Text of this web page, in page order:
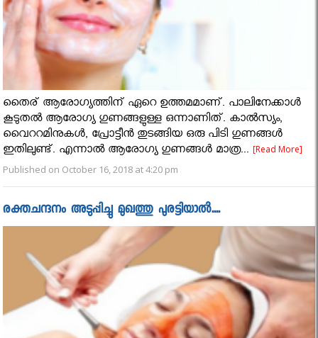
തൈര് ആരോഗ്യത്തിന് ഏറെ ഉത്തമമാണ്. പാലിനേക്കാള്‍
കൂടുതല്‍ ആരോഗ്യ ഗുണങ്ങളുള്ള ഒന്നാണിത്. കാല്‍സ്യം,
വൈററമിനുകള്‍, പ്രോട്ടീന്‍ തുടങ്ങിയ ഒരു പിടി ഗുണങ്ങള്‍
ഇതിലുണ്ട്. എന്നാല്‍ ആരോഗ്യ ഗുണങ്ങള്‍ മാത്ര...[Read More]
Published on October 16, 2018 at 4:20 pm
രക്തചന്ദനം അടുപ്പിച്ചു മുഖത്തു പുരട്ടിയാല്‍....